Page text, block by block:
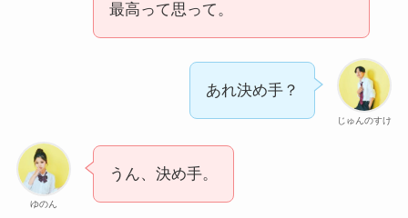
最高って思って。
じゅんのすけ
あれ決め手？
ゆのん
うん、決め手。